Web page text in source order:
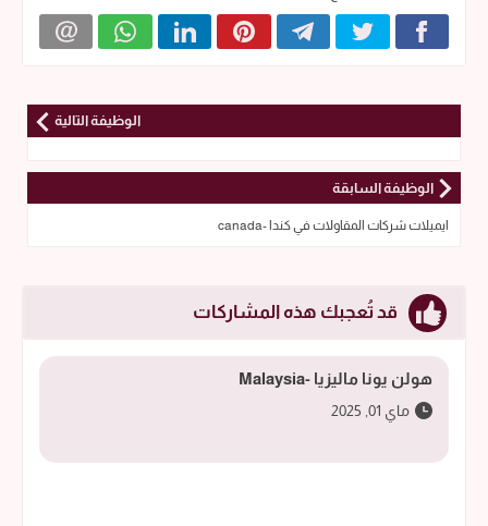
الوظيفة التالية
الوظيفة السابقة
ايميلات شركات المقاولات في كندا -canada
قد تُعجبك هذه المشاركات
هولن يونا ماليزيا -Malaysia
ماي 01, 2025